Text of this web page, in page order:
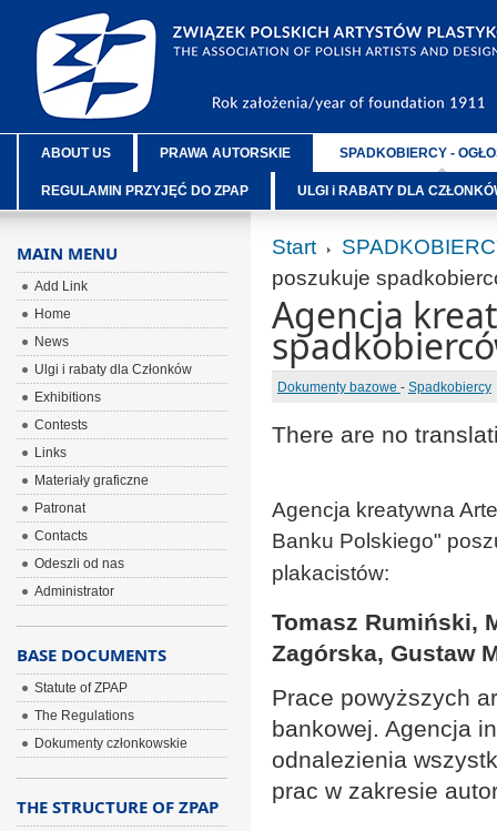
ABOUT US PRAWA AUTORSKIE SPADKOBIERCY -
REGULAMIN PRZYJĘĆ DO ZPAP ULGI i RABATY DLA
Start
poszukuje
Agencja
Dokumenty bazowe - Spadkobiercy
There are no
Agencja kreatywna
Banku Polskiego"
plakacistów:
Tomasz Rumiński,
Zagórska, Gustaw
Prace powyższych
bankowej. Agencja
odnalezienia
prac w zakresie
MAIN MENU
Add Link
Home
News
Ulgi i rabaty dla Członków
Exhibitions
Contests
Links
Materiały graficzne
Patronat
Contacts
Odeszli od nas
Administrator
BASE DOCUMENTS
Statute of ZPAP
The Regulations
Dokumenty członkowskie
THE STRUCTURE OF ZPAP